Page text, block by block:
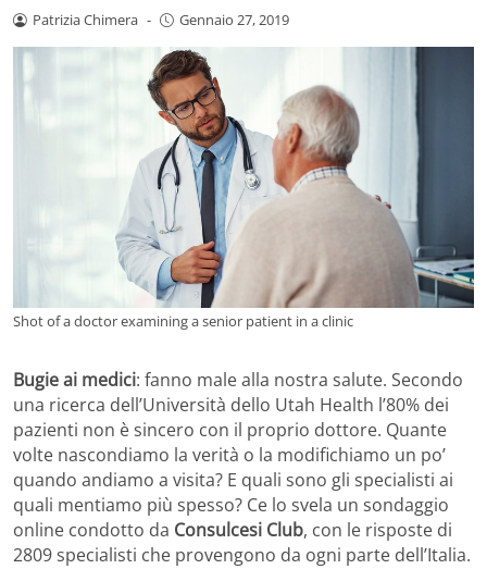
Patrizia Chimera - Gennaio 27, 2019
Shot of a doctor examining a senior patient in a clinic
Bugie ai medici: fanno male alla nostra salute. Secondo
una ricerca dell’Università dello Utah Health l’80% dei
pazienti non è sincero con il proprio dottore. Quante
volte nascondiamo la verità o la modifichiamo un po’
quando andiamo a visita? E quali sono gli specialisti ai
quali mentiamo più spesso? Ce lo svela un sondaggio
online condotto da Consulcesi Club, con le risposte di
2809 specialisti che provengono da ogni parte dell’Italia.